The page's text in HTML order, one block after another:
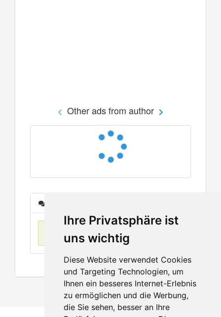
Ihre Privatsphäre ist
uns wichtig
Diese Website verwendet Cookies
und Targeting Technologien, um
Ihnen ein besseres Internet-Erlebnis
zu ermöglichen und die Werbung,
die Sie sehen, besser an Ihre
Other ads from author
No items found